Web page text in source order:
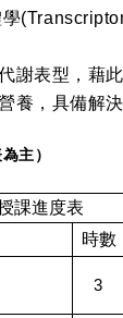
表型，藉
，具備解
主）
課進度表
時數
3